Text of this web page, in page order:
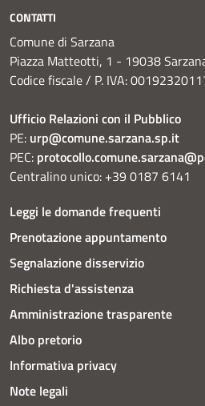
CONTATTI
Comune di Sarzana
Piazza Matteotti, 1 - 19038
Codice fiscale / P. IVA:
Ufficio Relazioni con il Pubblico
PE: urp@comune.sarzana.sp.it
PEC:
Centralino unico: +39 0187 6141
Leggi le domande frequenti
Prenotazione appuntamento
Segnalazione disservizio
Richiesta d'assistenza
Amministrazione trasparente
Albo pretorio
Informativa privacy
Note legali